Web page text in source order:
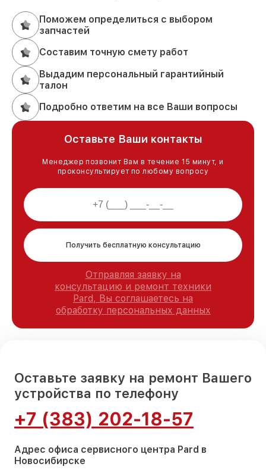
Поможем определиться с выбором
запчастей
Составим точную смету работ
Выдадим персональный гарантийный
талон
Подробно ответим на все Ваши вопросы
Оставьте Ваши контакты
Менеджер позвонит Вам в течение 15 минут, и
проконсультирует по любому вопросу
Получить бесплатную консультацию
Отправляя заявку на
консультацию и ремонт техники
Pard, Вы соглашаетесь на
обработку персональных данных
Оставьте заявку на ремонт Вашего
устройства по телефону
+7 (383) 202-18-57
Адрес офиса сервисного центра Pard в
Новосибирске